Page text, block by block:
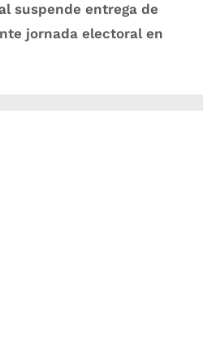
suspende entrega de
jornada electoral en